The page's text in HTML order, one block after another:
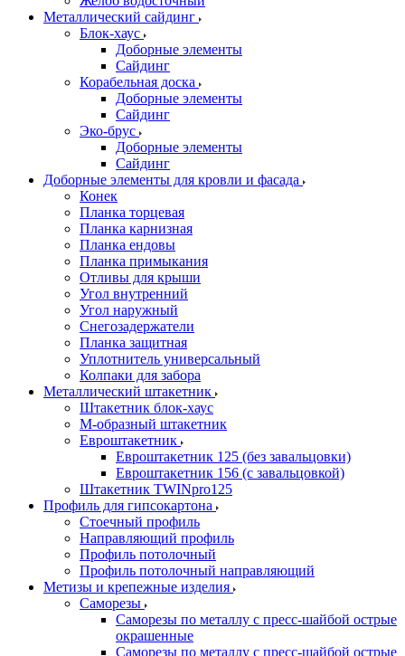
Металлический сайдинг
Блок-хаус
Доборные элементы
Сайдинг
Корабельная доска
Доборные элементы
Сайдинг
Эко-брус
Доборные элементы
Сайдинг
Доборные элементы для кровли и фасада
Конек
Планка торцевая
Планка карнизная
Планка ендовы
Планка примыкания
Отливы для крыши
Угол внутренний
Угол наружный
Снегозадержатели
Планка защитная
Уплотнитель универсальный
Колпаки для забора
Металлический штакетник
Штакетник блок-хаус
М-образный штакетник
Евроштакетник
Евроштакетник 125 (без завальцовки)
Евроштакетник 156 (с завальцовкой)
Штакетник TWINpro125
Профиль для гипсокартона
Стоечный профиль
Направляющий профиль
Профиль потолочный
Профиль потолочный направляющий
Метизы и крепежные изделия
Саморезы
Саморезы по металлу с пресс-шайбой острые
окрашенные
Саморезы по металлу с пресс-шайбой острые